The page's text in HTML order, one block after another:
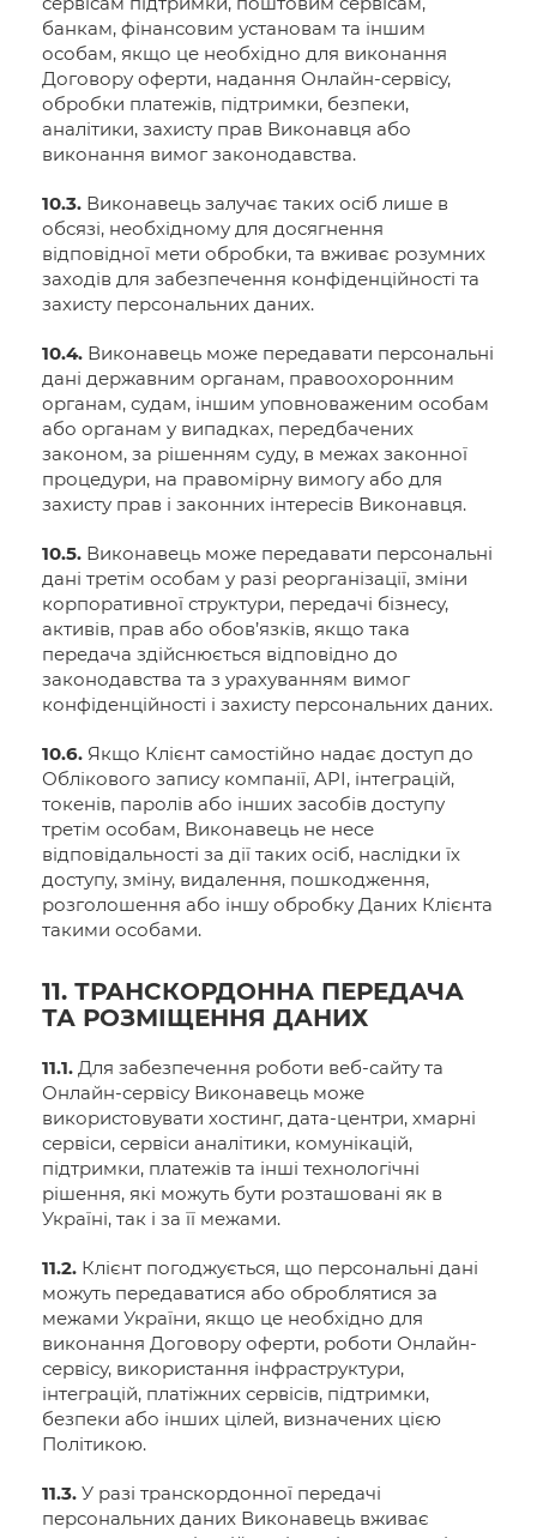
банкам, фінансовим установам та іншим
особам, якщо це необхідно для виконання
Договору оферти, надання Онлайн-сервісу,
обробки платежів, підтримки, безпеки,
аналітики, захисту прав Виконавця або
виконання вимог законодавства.
10.3. Виконавець залучає таких осіб лише в
обсязі, необхідному для досягнення
відповідної мети обробки, та вживає розумних
заходів для забезпечення конфіденційності та
захисту персональних даних.
10.4. Виконавець може передавати персональні
дані державним органам, правоохоронним
органам, судам, іншим уповноваженим особам
або органам у випадках, передбачених
законом, за рішенням суду, в межах законної
процедури, на правомірну вимогу або для
захисту прав і законних інтересів Виконавця.
10.5. Виконавець може передавати персональні
дані третім особам у разі реорганізації, зміни
корпоративної структури, передачі бізнесу,
активів, прав або обов’язків, якщо така
передача здійснюється відповідно до
законодавства та з урахуванням вимог
конфіденційності і захисту персональних даних.
10.6. Якщо Клієнт самостійно надає доступ до
Облікового запису компанії, API, інтеграцій,
токенів, паролів або інших засобів доступу
третім особам, Виконавець не несе
відповідальності за дії таких осіб, наслідки їх
доступу, зміну, видалення, пошкодження,
розголошення або іншу обробку Даних Клієнта
такими особами.
11. ТРАНСКОРДОННА ПЕРЕДАЧА
ТА РОЗМІЩЕННЯ ДАНИХ
11.1. Для забезпечення роботи веб-сайту та
Онлайн-сервісу Виконавець може
використовувати хостинг, дата-центри, хмарні
сервіси, сервіси аналітики, комунікацій,
підтримки, платежів та інші технологічні
рішення, які можуть бути розташовані як в
Україні, так і за її межами.
11.2. Клієнт погоджується, що персональні дані
можуть передаватися або оброблятися за
межами України, якщо це необхідно для
виконання Договору оферти, роботи Онлайн-
сервісу, використання інфраструктури,
інтеграцій, платіжних сервісів, підтримки,
безпеки або інших цілей, визначених цією
Політикою.
11.3. У разі транскордонної передачі
персональних даних Виконавець вживає